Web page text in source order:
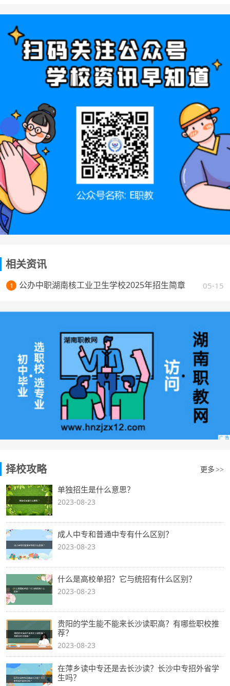
相关资讯
1 05-15
公办中职湖南核工业卫生学校2025年招生简章
择校攻略 更多 >>
单独招生是什么意思？
2023-08-23
成人中专和普通中专有什么区别？
2023-08-23
什么是高校单招？它与统招有什么区别？
2023-08-23
贵阳的学生能不能来长沙读职高？有哪些职校推
荐？
2023-08-23
在萍乡读中专还是去长沙读？长沙中专招外省学
生吗？